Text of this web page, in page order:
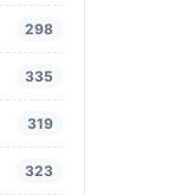
298
335
319
323